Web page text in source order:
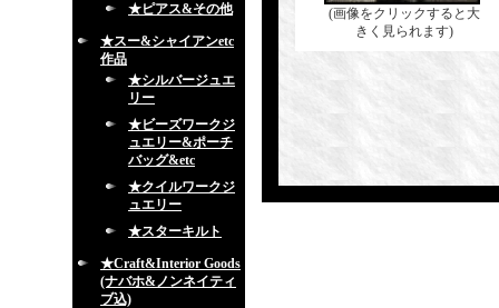
★ピアス&その他
★スー&シャイアンetc
作品
★シルバージュエ
リー
★ビーズワークジ
ュエリー&ポーチ
バッグ&etc
★クイルワークジ
ュエリー
★スターキルト
★Craft&Interior Goods
(ナバホ&ノンネイティ
ブ込)
(画像をクリックすると大
きく見られます)